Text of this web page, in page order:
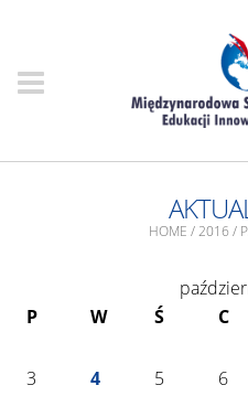
HOME / 2016 /
P
W Ś C
3
4 5 6